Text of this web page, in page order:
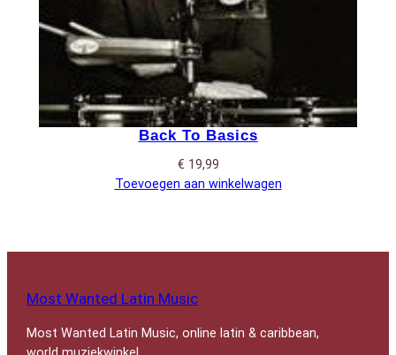
Back To Basics
€ 19,99
Toevoegen aan winkelwagen
Most Wanted Latin Music
Most Wanted Latin Music, online latin & caribbean,